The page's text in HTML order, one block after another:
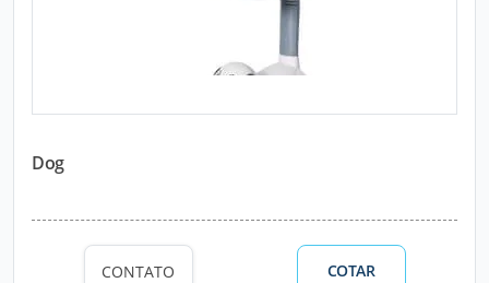
Dog
CONTATO COTAR